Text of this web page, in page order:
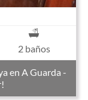
2 baños
en A Guarda -